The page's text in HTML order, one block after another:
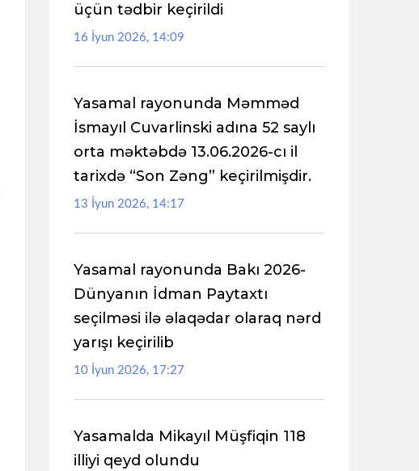
üçün tədbir keçirildi
16 İyun 2026, 14:09
Yasamal rayonunda Məmməd
İsmayıl Cuvarlinski adına 52 saylı
orta məktəbdə 13.06.2026-cı il
tarixdə “Son Zəng” keçirilmişdir.
13 İyun 2026, 14:17
Yasamal rayonunda Bakı 2026-
Dünyanın İdman Paytaxtı
seçilməsi ilə əlaqədar olaraq nərd
yarışı keçirilib
10 İyun 2026, 17:27
Yasamalda Mikayıl Müşfiqin 118
illiyi qeyd olundu